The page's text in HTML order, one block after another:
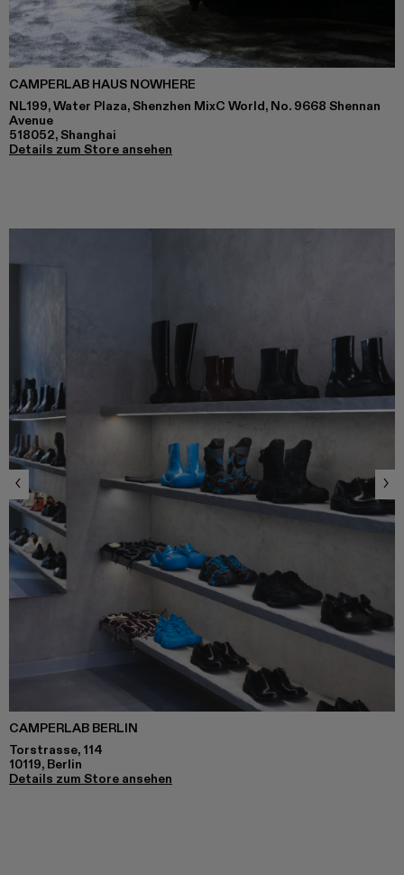
CAMPERLAB HAUS NOWHERE
NL199, Water Plaza, Shenzhen MixC World, No. 9668 Shennan
Avenue
518052, Shanghai
Details zum Store ansehen
CAMPERLAB BERLIN
Torstrasse, 114
10119, Berlin
Details zum Store ansehen